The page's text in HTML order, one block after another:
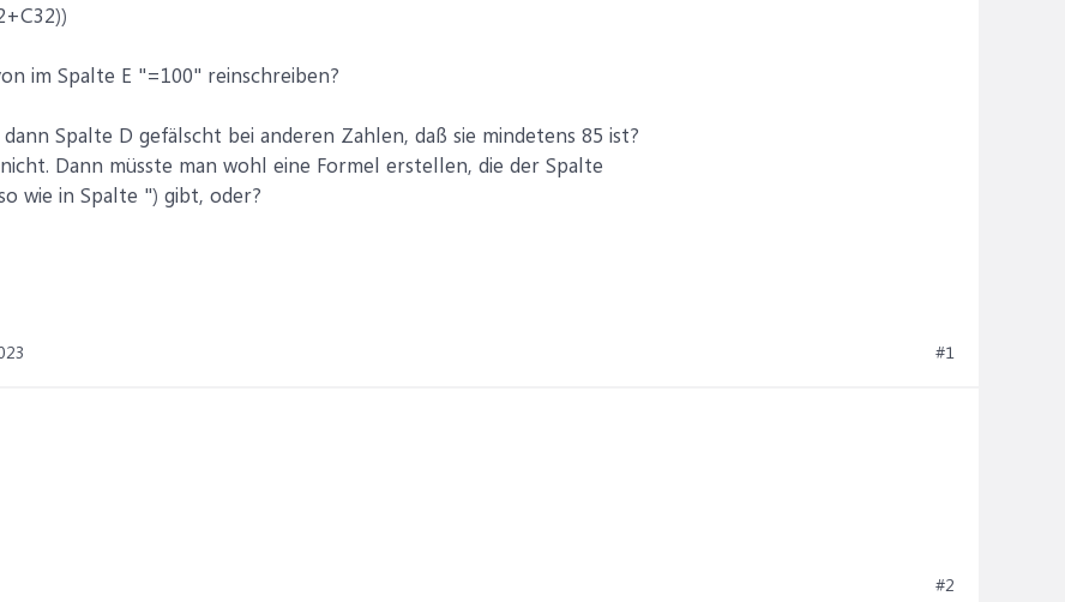
im Spalte E "=100" reinschreiben?
Spalte D gefälscht bei anderen Zahlen, daß sie mindetens 85 ist?
Dann müsste man wohl eine Formel erstellen, die der Spalte
wie in Spalte ") gibt, oder?
#1
#2